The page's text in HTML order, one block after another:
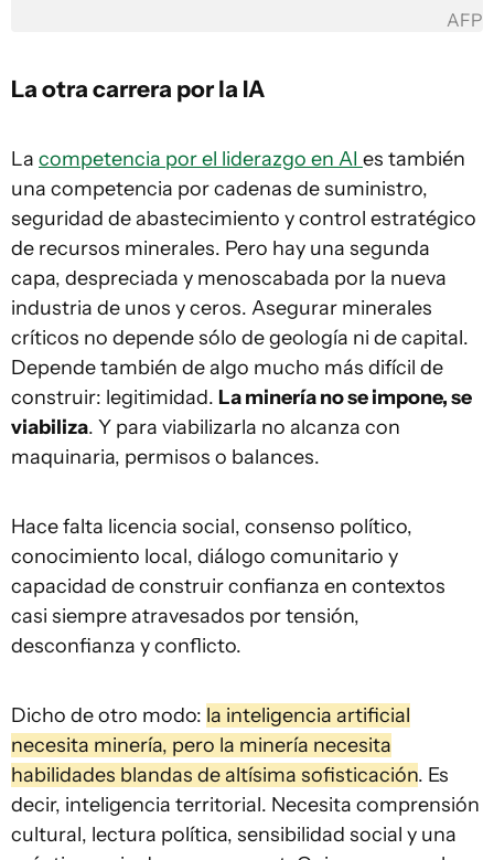
AFP
La otra carrera por la IA
La competencia por el liderazgo en AI es también
una competencia por cadenas de suministro,
seguridad de abastecimiento y control estratégico
de recursos minerales. Pero hay una segunda
capa, despreciada y menoscabada por la nueva
industria de unos y ceros. Asegurar minerales
críticos no depende sólo de geología ni de capital.
Depende también de algo mucho más difícil de
construir: legitimidad. La minería no se impone, se
viabiliza. Y para viabilizarla no alcanza con
maquinaria, permisos o balances.
Hace falta licencia social, consenso político,
conocimiento local, diálogo comunitario y
capacidad de construir confianza en contextos
casi siempre atravesados por tensión,
desconfianza y conflicto.
Dicho de otro modo: la inteligencia artificial
necesita minería, pero la minería necesita
habilidades blandas de altísima sofisticación. Es
decir, inteligencia territorial. Necesita comprensión
cultural, lectura política, sensibilidad social y una